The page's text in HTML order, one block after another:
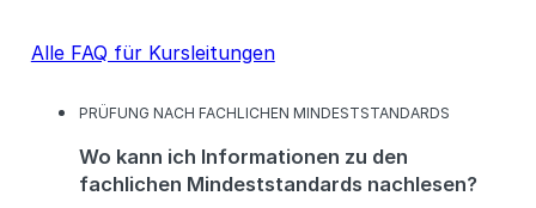
Alle FAQ für Kursleitungen
K
T
E
G
PRÜFUNG NACH FACHLICHEN MINDESTSTANDARDS
Wo kann ich Informationen zu den
fachlichen Mindeststandards nachlesen?